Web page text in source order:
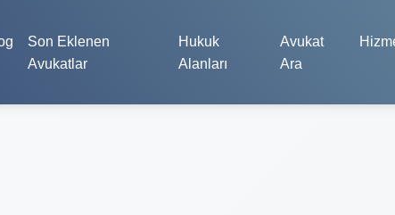
Son Eklenen
Avukatlar
Hukuk
Alanları
Avukat
Ara